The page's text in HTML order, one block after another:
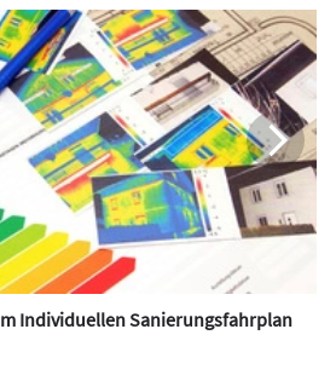
Individuellen Sanierungsfahrplan